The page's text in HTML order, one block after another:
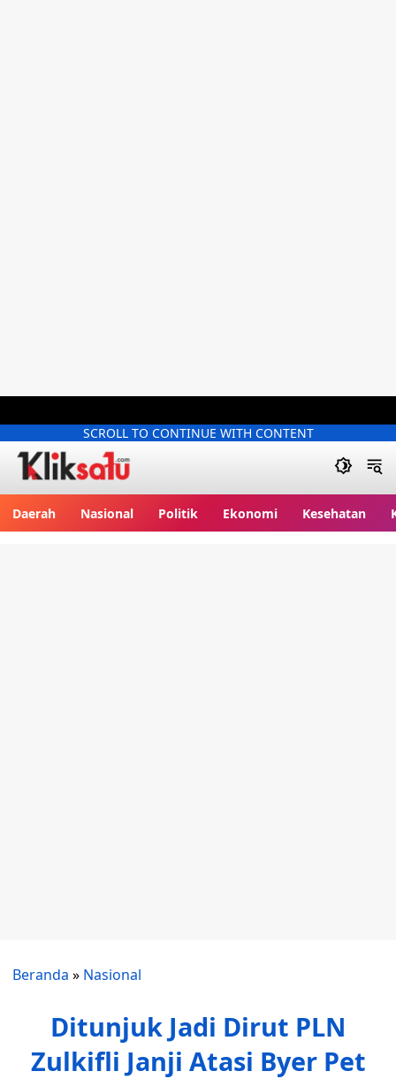
SCROLL TO CONTINUE WITH CONTENT
Daerah Nasional Politik Ekonomi Kesehatan
Beranda » Nasional
Ditunjuk Jadi Dirut PLN
Zulkifli Janji Atasi Byer Pet